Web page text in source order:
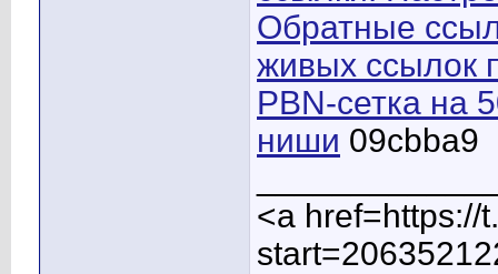
Обратные
живых ссылок
PBN-сетка на
ниши 09cbba9
<a href=https://